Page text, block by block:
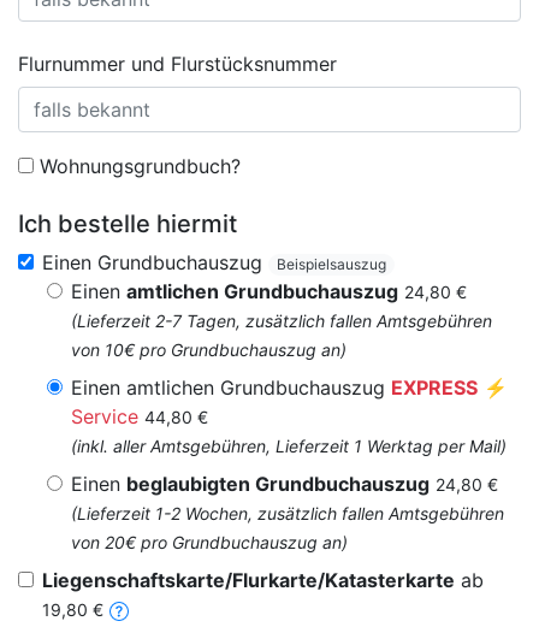
Flurnummer und Flurstücksnummer
Wohnungsgrundbuch?
Ich bestelle hiermit
Einen Grundbuchauszug Beispielsauszug
Einen amtlichen Grundbuchauszug 24,80 €
(Lieferzeit 2-7 Tagen, zusätzlich fallen Amtsgebühren
von 10€ pro Grundbuchauszug an)
Einen amtlichen Grundbuchauszug EXPRESS ⚡
Service 44,80 €
(inkl. aller Amtsgebühren, Lieferzeit 1 Werktag per Mail)
Einen beglaubigten Grundbuchauszug 24,80 €
(Lieferzeit 1-2 Wochen, zusätzlich fallen Amtsgebühren
von 20€ pro Grundbuchauszug an)
Liegenschaftskarte/Flurkarte/Katasterkarte ab
19,80 €